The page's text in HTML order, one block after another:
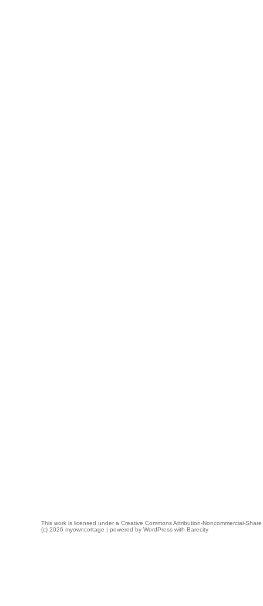
This work is licensed under a Creative Commons Attribution-Noncommercial-
(c) 2026 myowncottage | powered by WordPress with Barecity